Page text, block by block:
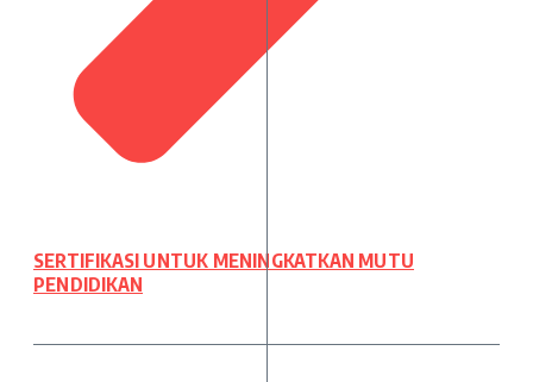
SERTIFIKASI UNTUK MENINGKATKAN MUTU
PENDIDIKAN